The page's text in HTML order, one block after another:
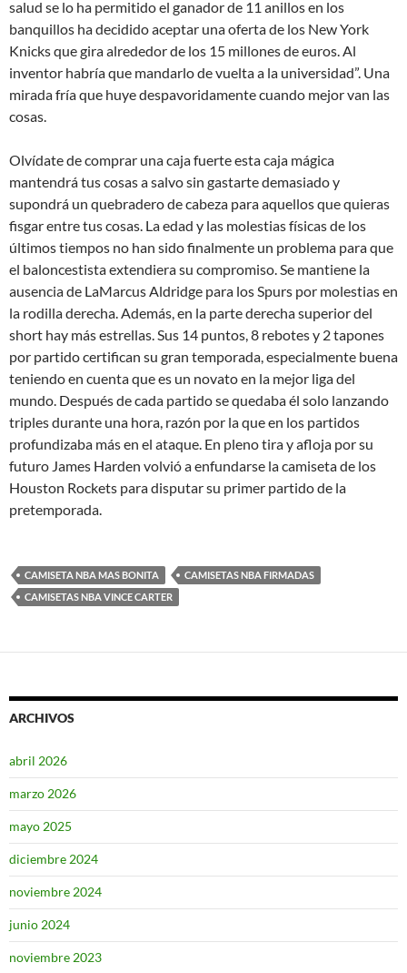
salud se lo ha permitido el ganador de 11 anillos en los
banquillos ha decidido aceptar una oferta de los New York
Knicks que gira alrededor de los 15 millones de euros. Al
inventor habría que mandarlo de vuelta a la universidad”. Una
mirada fría que huye despavoridamente cuando mejor van las
cosas.
Olvídate de comprar una caja fuerte esta caja mágica
mantendrá tus cosas a salvo sin gastarte demasiado y
supondrá un quebradero de cabeza para aquellos que quieras
fisgar entre tus cosas. La edad y las molestias físicas de los
últimos tiempos no han sido finalmente un problema para que
el baloncestista extendiera su compromiso. Se mantiene la
ausencia de LaMarcus Aldridge para los Spurs por molestias en
la rodilla derecha. Además, en la parte derecha superior del
short hay más estrellas. Sus 14 puntos, 8 rebotes y 2 tapones
por partido certifican su gran temporada, especialmente buena
teniendo en cuenta que es un novato en la mejor liga del
mundo. Después de cada partido se quedaba él solo lanzando
triples durante una hora, razón por la que en los partidos
profundizaba más en el ataque. En pleno tira y afloja por su
futuro James Harden volvió a enfundarse la camiseta de los
Houston Rockets para disputar su primer partido de la
pretemporada.
CAMISETA NBA MAS BONITA
CAMISETAS NBA FIRMADAS
CAMISETAS NBA VINCE CARTER
ARCHIVOS
abril 2026
marzo 2026
mayo 2025
diciembre 2024
noviembre 2024
junio 2024
noviembre 2023